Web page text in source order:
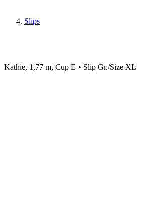
Slips
Kathie, 1,77 m, Cup E • Slip Gr./Size XL